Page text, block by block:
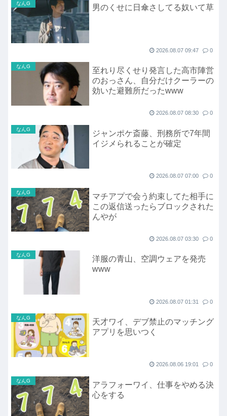
なんG 男のくせに日傘さしてる奴いて草
2026.08.07 09:47 0
なんG
至れり尽くせり発言した高市陣営
のおっさん、自分だけクーラーの
効いた避難所だったwww
2026.08.07 08:30 0
なんG
ジャンポケ斎藤、刑務所で7年間
イジメられることが確定
2026.08.07 07:00 0
なんG
マチアプで会う約束してた相手に
この返信送ったらブロックされた
んやが
2026.08.07 03:30 0
なんG
洋服の青山、空調ウェアを発売
www
2026.08.07 01:31 0
なんG
天才ワイ、デブ禁止のマッチング
アプリを思いつく
2026.08.06 19:01 0
なんG
アラフォーワイ、仕事をやめる決
心をする